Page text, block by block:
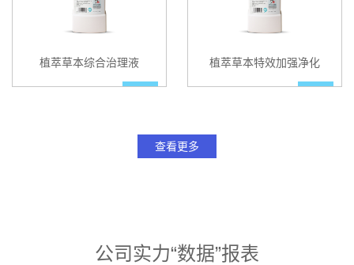
植萃草本综合治理液 植萃草本特效加强净化
查看更多
公司实力“数据”报表